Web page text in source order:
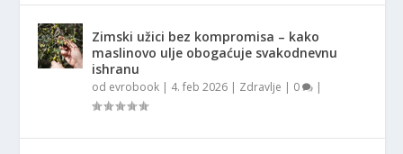
Zimski užici bez kompromisa – kako
maslinovo ulje obogaćuje svakodnevnu
ishranu
od evrobook | 4. feb 2026 | Zdravlje | 0 |